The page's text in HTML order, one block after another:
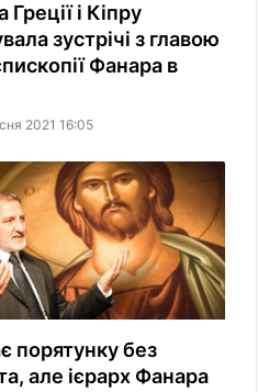
Греції і Кіпру
зустрічі з главою
Фанара в
2021 16:05
порятунку без
але ієрарх Фанара